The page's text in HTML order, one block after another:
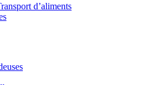
d’aliments